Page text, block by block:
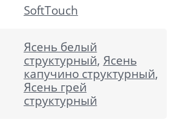
SoftTouch
Ясень белый
структурный, Ясень
капучино структурный,
Ясень грей
структурный